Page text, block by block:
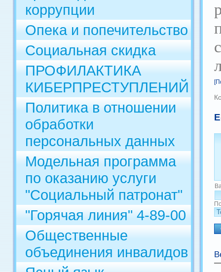
коррупции
Опека и попечительство
Социальная скидка
ПРОФИЛАКТИКА
КИБЕРПРЕСТУПЛЕНИЙ
Политика в отношении
обработки
персональных данных
Модельная программа
по оказанию услуги
"Социальный патронат"
"Горячая линия" 4-89-00
Общественные
объединения инвалидов